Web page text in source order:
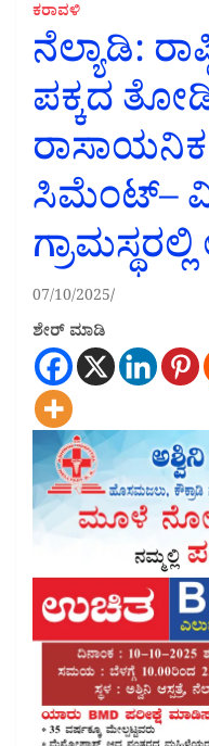
ಕರಾವಳಿ
ನೆಲ್ಯಾಡಿ:
ಪಕ್ಕದ
ಸಿಮೆಂಟ್–
07/10/2025
ಶೇರ್ ಮಾಡಿ